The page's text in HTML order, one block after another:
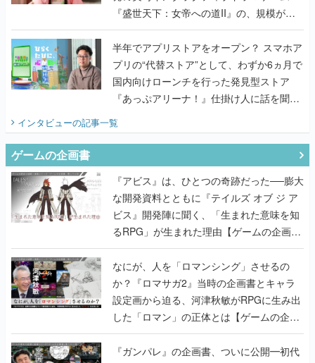
『盛世天下：女帝への道II』の、規模が違
うこだわりをプロデューサーに聞いた
半年でアプリストアをオープン？ スマホア
プリの“代替ストア”として、わずか6ヵ月で
国内向けローンチを行った発見型ストア
『あっぷアリーナ！』仕掛け人に話を聞い
インタビューの記事一覧
ゲームの企画書
『アビス』は、ひとつの奇跡だった──膨大
な開発資料とともに『テイルズ オブ ジ ア
ビス』開発陣に聞く、「生まれた意味を知
るRPG」が生まれた理由【ゲームの企画
書】
なにが、人を「ロマンシング」させるの
か？『ロマサガ2』当時の企画書とキャラ
設定画から迫る、河津秋敏がRPGに生み出
した「ロマン」の正体とは【ゲームの企画
書】
『ガンパレ』の企画書、ついに公開━初代